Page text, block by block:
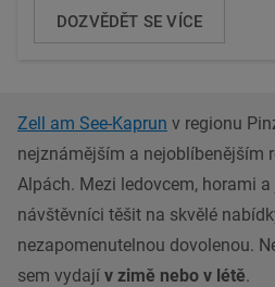
DOZVĚDĚT SE VÍCE
Zell am See-Kaprun v regionu
nejznámějším a nejoblíbenějším
Alpách. Mezi ledovcem, horami
návštěvníci těšit na skvělé
nezapomenutelnou dovolenou.
sem vydají v zimě nebo v létě.